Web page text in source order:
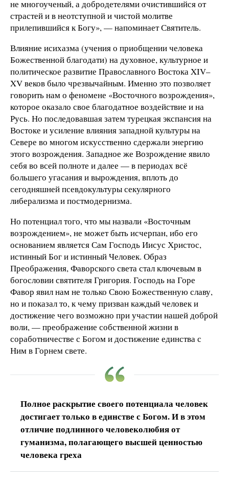
не многоученый, а добродетелями очистившийся от
страстей и в неотступной и чистой молитве
прилепившийся к Богу», — напоминает Святитель.
Влияние исихазма (учения о приобщении человека
Божественной благодати) на духовное, культурное и
политическое развитие Православного Востока XIV–
XV веков было чрезвычайным. Именно это позволяет
говорить нам о феномене «Восточного возрождения»,
которое оказало свое благодатное воздействие и на
Русь. Но последовавшая затем турецкая экспансия на
Востоке и усиление влияния западной культуры на
Севере во многом искусственно сдержали энергию
этого возрождения. Западное же Возрождение явило
себя во всей полноте и далее — в периодах всё
большего угасания и вырождения, вплоть до
сегодняшней псевдокультуры секулярного
либерализма и постмодернизма.
Но потенциал того, что мы назвали «Восточным
возрождением», не может быть исчерпан, ибо его
основанием является Сам Господь Иисус Христос,
истинный Бог и истинный Человек. Образ
Преображения, Фаворского света стал ключевым в
богословии святителя Григория. Господь на Горе
Фавор явил нам не только Свою Божественную славу,
но и показал то, к чему призван каждый человек и
достижение чего возможно при участии нашей доброй
воли, — преображение собственной жизни в
соработничестве с Богом и достижение единства с
Ним в Горнем свете.
Полное раскрытие своего потенциала человек
достигает только в единстве с Богом. И в этом
отличие подлинного человеколюбия от
гуманизма, полагающего высшей ценностью
человека греха